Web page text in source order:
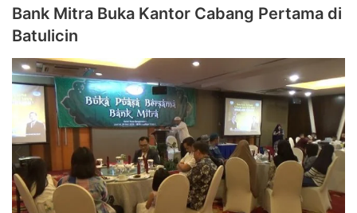
Bank Mitra Buka Kantor Cabang Pertama di
Batulicin